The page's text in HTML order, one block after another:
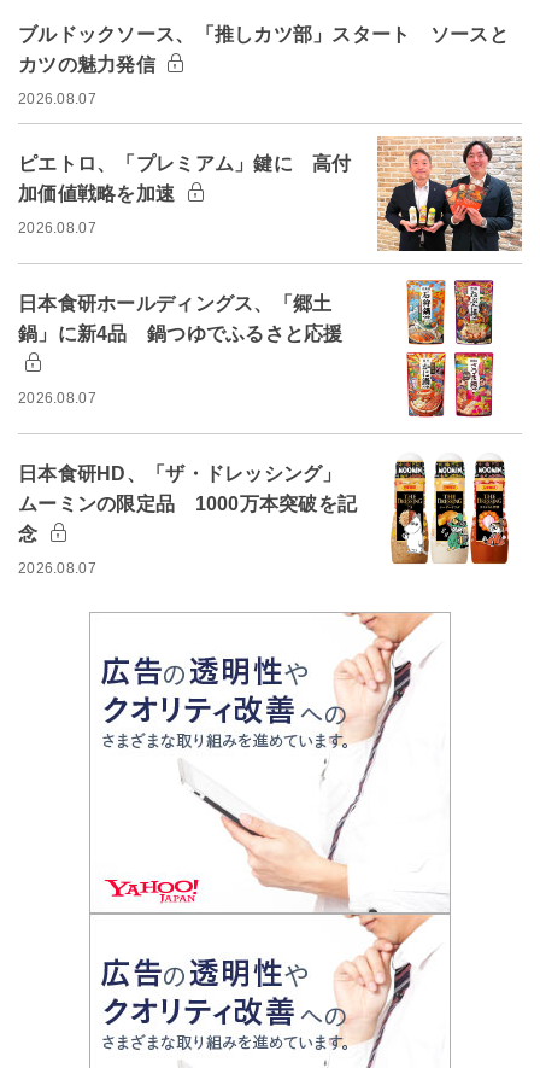
ブルドックソース、「推しカツ部」スタート ソースと
カツの魅力発信
2026.08.07
ピエトロ、「プレミアム」鍵に 高付
加価値戦略を加速
2026.08.07
日本食研ホールディングス、「郷土
鍋」に新4品 鍋つゆでふるさと応援
2026.08.07
日本食研HD、「ザ・ドレッシング」
ムーミンの限定品 1000万本突破を記
念
2026.08.07